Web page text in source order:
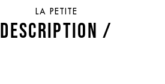
LA PETITE
DESCRIPTION /